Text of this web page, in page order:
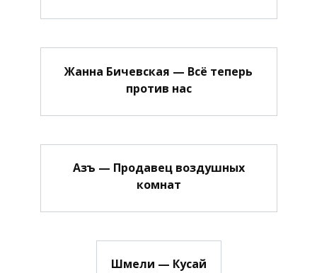
Жанна Бичевская — Всё теперь
против нас
Азъ — Продавец воздушных
комнат
Шмели — Кусай